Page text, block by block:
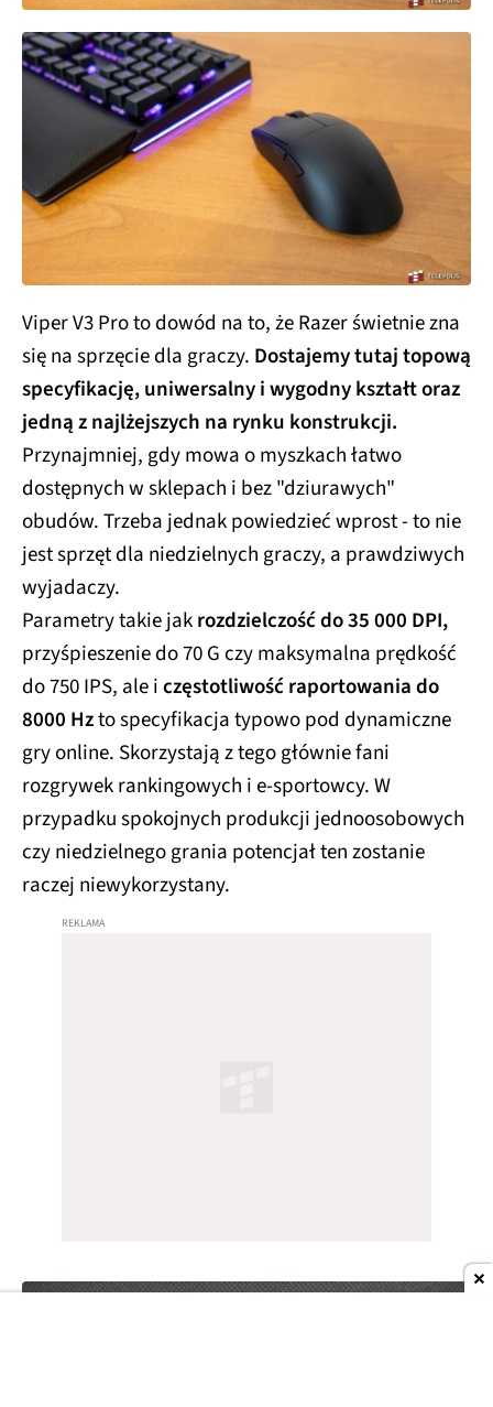
Viper V3 Pro to dowód na to, że Razer świetnie zna
się na sprzęcie dla graczy. Dostajemy tutaj topową
specyfikację, uniwersalny i wygodny kształt oraz
jedną z najlżejszych na rynku konstrukcji.
Przynajmniej, gdy mowa o myszkach łatwo
dostępnych w sklepach i bez "dziurawych"
obudów. Trzeba jednak powiedzieć wprost - to nie
jest sprzęt dla niedzielnych graczy, a prawdziwych
wyjadaczy.
Parametry takie jakrozdzielczość do 35 000 DPI,
przyśpieszenie do 70 G czy maksymalna prędkość
do 750 IPS, ale iczęstotliwość raportowania do
8000 Hzto specyfikacja typowo pod dynamiczne
gry online. Skorzystają z tego głównie fani
rozgrywek rankingowych i e-sportowcy. W
przypadku spokojnych produkcji jednoosobowych
czy niedzielnego grania potencjał ten zostanie
raczej niewykorzystany.